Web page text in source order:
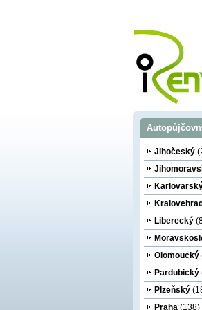
Jihočeský
Liberecký
Olomoucký
Pardubický
Plzeňský
Praha (138)